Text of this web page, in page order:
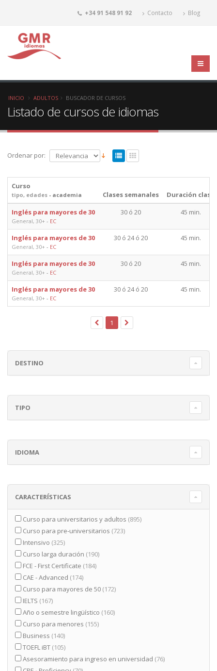
+34 91 548 91 92 Contacto Blog
INICIO ADULTOS BUSCADOR DE CURSOS
Listado de cursos de idiomas
Ordenar por:
Curso
tipo, edades - academia Clases semanales
Duración clase
Inglés para mayores de 30
General, 30+ - EC
30 ó 20 45 min.
Inglés para mayores de 30
General, 30+ - EC
30 ó 24 ó 20 45 min.
Inglés para mayores de 30
General, 30+ - EC
30 ó 20 45 min.
Inglés para mayores de 30
General, 30+ - EC
30 ó 24 ó 20 45 min.
1
DESTINO
TIPO
IDIOMA
CARACTERÍSTICAS
Curso para universitarios y adultos (895)
Curso para pre-universitarios (723)
Intensivo (325)
Curso larga duración (190)
FCE - First Certificate (184)
CAE - Advanced (174)
Curso para mayores de 50 (172)
IELTS (167)
Año o semestre lingüístico (160)
Curso para menores (155)
Business (140)
TOEFL iBT (105)
Asesoramiento para ingreso en universidad (76)